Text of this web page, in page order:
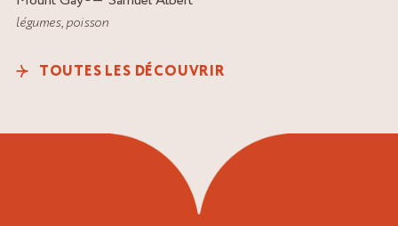
légumes,poisson
TOUTES LES DÉCOUVRIR